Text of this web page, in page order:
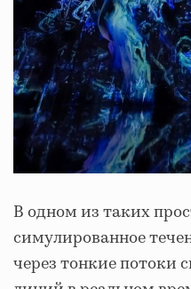
В одном из таких
симулированное
через тонкие потоки